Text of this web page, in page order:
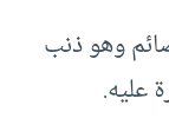
وهو ذنب
عليه.